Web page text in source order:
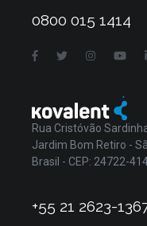
0800 015 1414
Rua Cristóvão
Jardim Bom Retiro -
Brasil - CEP: 24722-
+55 21 2623-